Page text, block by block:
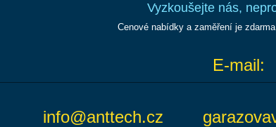
Vyzkoušejte nás,
Cenové nabídky a zaměření je
E-mail:
info@anttech.cz